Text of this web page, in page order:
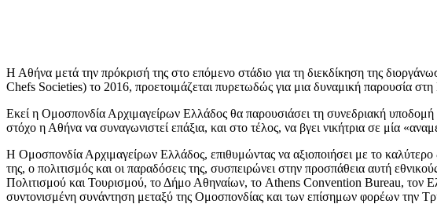
Η Αθήνα μετά την πρόκρισή της στο επόμενο στάδιο για τη διεκδίκηση της
Chefs Societies) το 2016, προετοιμάζεται πυρετωδώς για μια δυναμική παρουσία
Εκεί η Ομοσπονδία Αρχιμαγείρων Ελλάδος θα παρουσιάσει τη συνεδριακή υποδομή
στόχο η Αθήνα να συναγωνιστεί επάξια, και στο τέλος, να βγει νικήτρια σε μία
Η Ομοσπονδία Αρχιμαγείρων Ελλάδος, επιθυμώντας να αξιοποιήσει με το
της, ο πολιτισμός και οι παραδόσεις της, συσπειρώνει στην προσπάθεια αυτή
Πολιτισμού και Τουρισμού, το Δήμο Αθηναίων, το Athens Convention Bureau, τον
συντονισμένη συνάντηση μεταξύ της Ομοσπονδίας και των επίσημων φορέων την